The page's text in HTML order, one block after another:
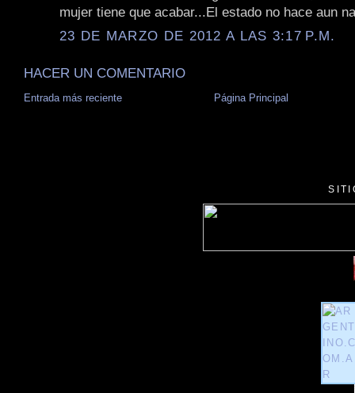
mujer tiene que acabar...El estado no hace aun
23 DE MARZO DE 2012 A LAS 3:17 P.M.
HACER UN COMENTARIO
Entrada más reciente Página Principal